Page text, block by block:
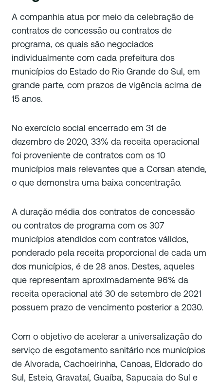
A companhia atua por meio da celebração de
contratos de concessão ou contratos de
programa, os quais são negociados
individualmente com cada prefeitura dos
municípios do Estado do Rio Grande do Sul, em
grande parte, com prazos de vigência acima de
15 anos.
No exercício social encerrado em 31 de
dezembro de 2020, 33% da receita operacional
foi proveniente de contratos com os 10
municípios mais relevantes que a Corsan atende,
o que demonstra uma baixa concentração.
A duração média dos contratos de concessão
ou contratos de programa com os 307
municípios atendidos com contratos válidos,
ponderado pela receita proporcional de cada um
dos municípios, é de 28 anos. Destes, aqueles
que representam aproximadamente 96% da
receita operacional até 30 de setembro de 2021
possuem prazo de vencimento posterior a 2030.
Com o objetivo de acelerar a universalização do
serviço de esgotamento sanitário nos municípios
de Alvorada, Cachoeirinha, Canoas, Eldorado do
Sul, Esteio, Gravataí, Guaíba, Sapucaia do Sul e